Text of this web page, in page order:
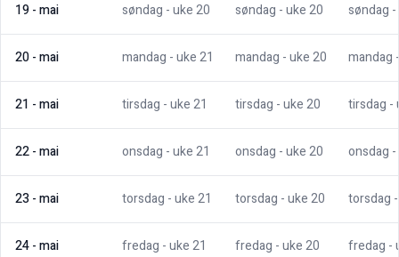
19-mai søndag - uke20 søndag - uke20 søndag
20-mai mandag - uke21 mandag - uke20 mandag
21 -mai tirsdag - uke21 tirsdag - uke20 tirsdag -
22-mai onsdag - uke21 onsdag - uke20 onsdag
23 -mai torsdag - uke21 torsdag - uke20 torsdag
24-mai fredag - uke21 fredag - uke20 fredag -